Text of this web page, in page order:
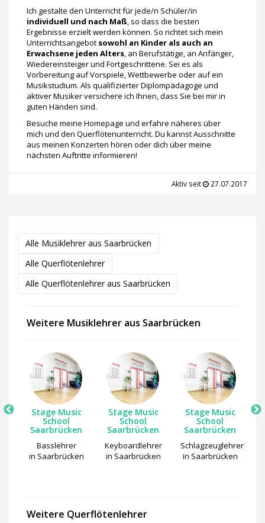
Ich gestalte den Unterricht für jede/n Schüler/in
individuell und nach Maß, so dass die besten
Ergebnisse erzielt werden können. So richtet sich mein
Unterrichtsangebot sowohl an Kinder als auch an
Erwachsene jeden Alters, an Berufstätige, an Anfänger,
Wiedereinsteiger und Fortgeschrittene. Sei es als
Vorbereitung auf Vorspiele, Wettbewerbe oder auf ein
Musikstudium. Als qualifizierter Diplompädagoge und
aktiver Musiker versichere ich Ihnen, dass Sie bei mir in
guten Händen sind.
Besuche meine Homepage und erfahre näheres über
mich und den Querflötenunterricht. Du kannst Ausschnitte
aus meinen Konzerten hören oder dich über meine
nächsten Auftritte informieren!
Aktiv seit 27.07.2017
Alle Musiklehrer aus Saarbrücken
Alle Querflötenlehrer
Alle Querflötenlehrer aus Saarbrücken
Weitere Musiklehrer aus Saarbrücken
Stage Music
School
Saarbrücken
Basslehrer
in Saarbrücken
Stage Music
School
Saarbrücken
Keyboardlehrer
in Saarbrücken
Stage Music
School
Saarbrücken
Schlagzeuglehrer
in Saarbrücken
Weitere Querflötenlehrer